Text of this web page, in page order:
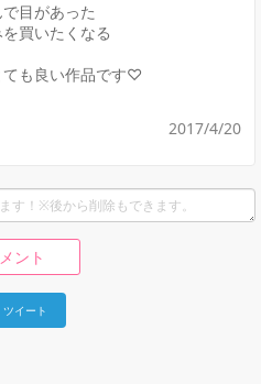
目があった
買いたくなる
ても良い作品です♡
2017/4/20
ント
ツイート